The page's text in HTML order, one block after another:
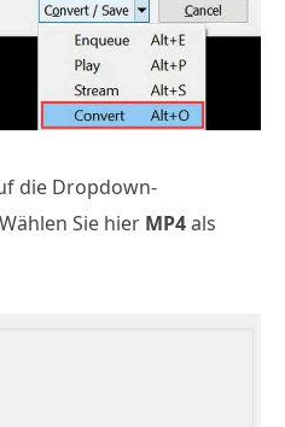
die Dropdown-
Wählen Sie hier MP4als